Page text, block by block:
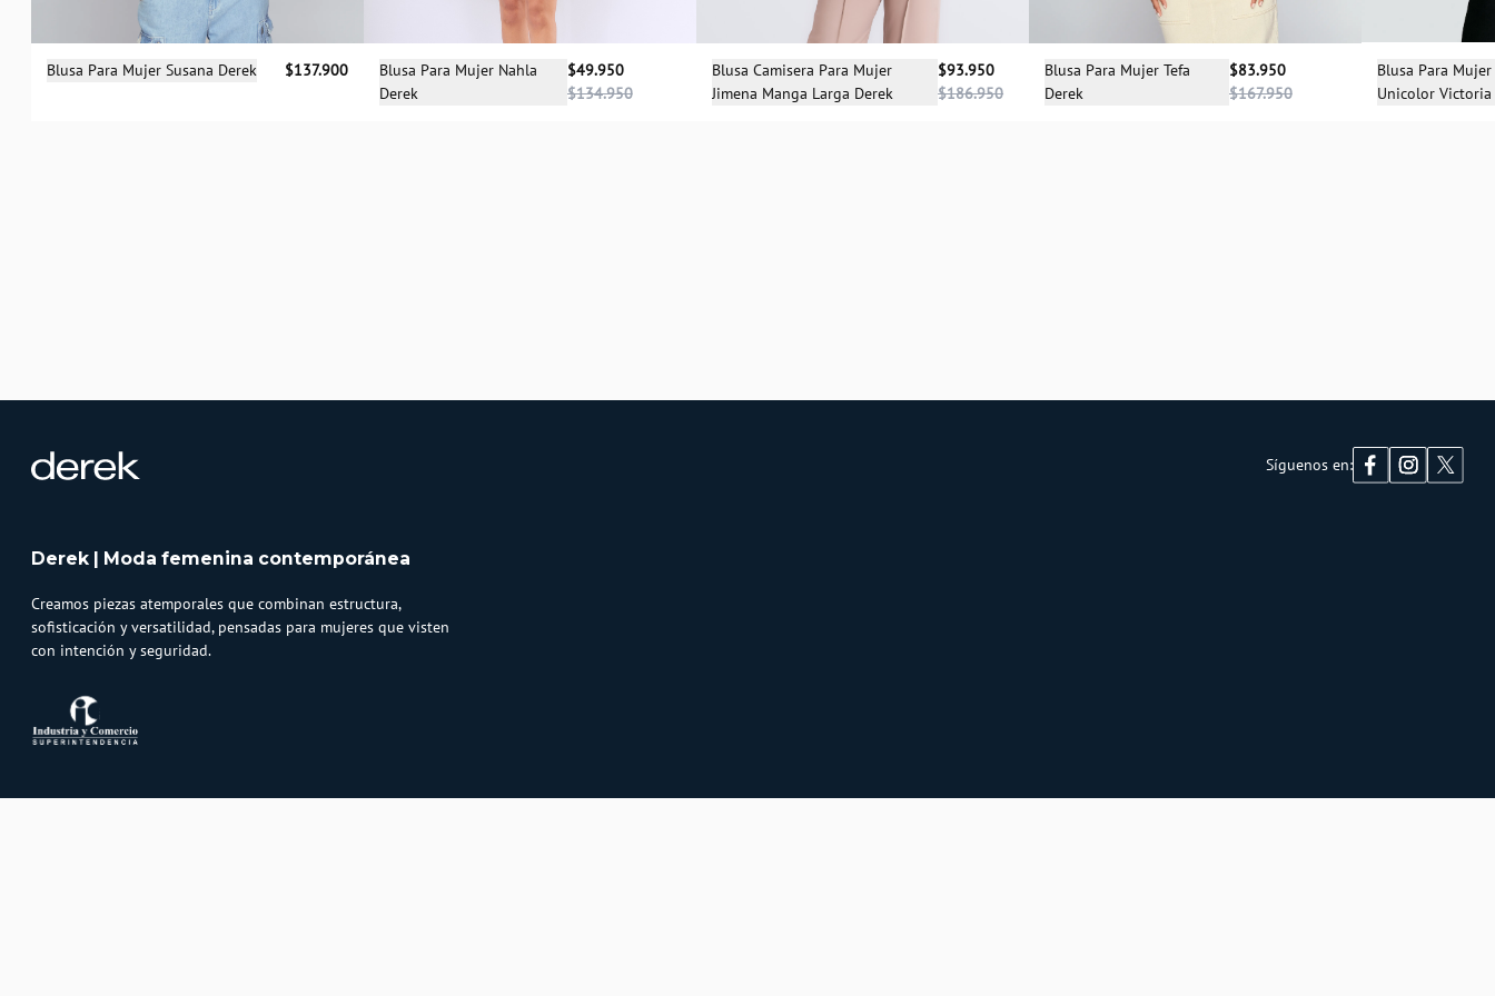
Selecciona una talla
Blusa Para Mujer Susana Derek $137.900 Selecciona una talla
Blusa Para Mujer Nahla
Derek
$49.950
$134.950
Selecciona una talla
XS S M XL
Blusa Camisera Para Mujer
Jimena Manga Larga Derek
$93.950
$186.950
Selecciona una talla
Blusa Para Mujer Tefa
Derek
$83.950
$167.950
XS
Blusa Para
Unicolor Victoria
Síguenos en:
Derek | Moda femenina contemporánea
Creamos piezas atemporales que combinan estructura,
sofisticación y versatilidad, pensadas para mujeres que visten
con intención y seguridad.